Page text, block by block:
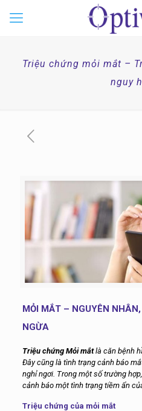
Triệu chứng mỏi mắt –
nguy
MỎI MẮT – NGUYÊN
NGỪA
Triệu chứng Mỏi mắtlà căn bệnh
Đây cũng là tình trạng cảnh báo
nghỉ ngơi. Trong một số trường
cảnh báo một tình trạng tiềm ẩn
Triệu chứng của mỏi mắt